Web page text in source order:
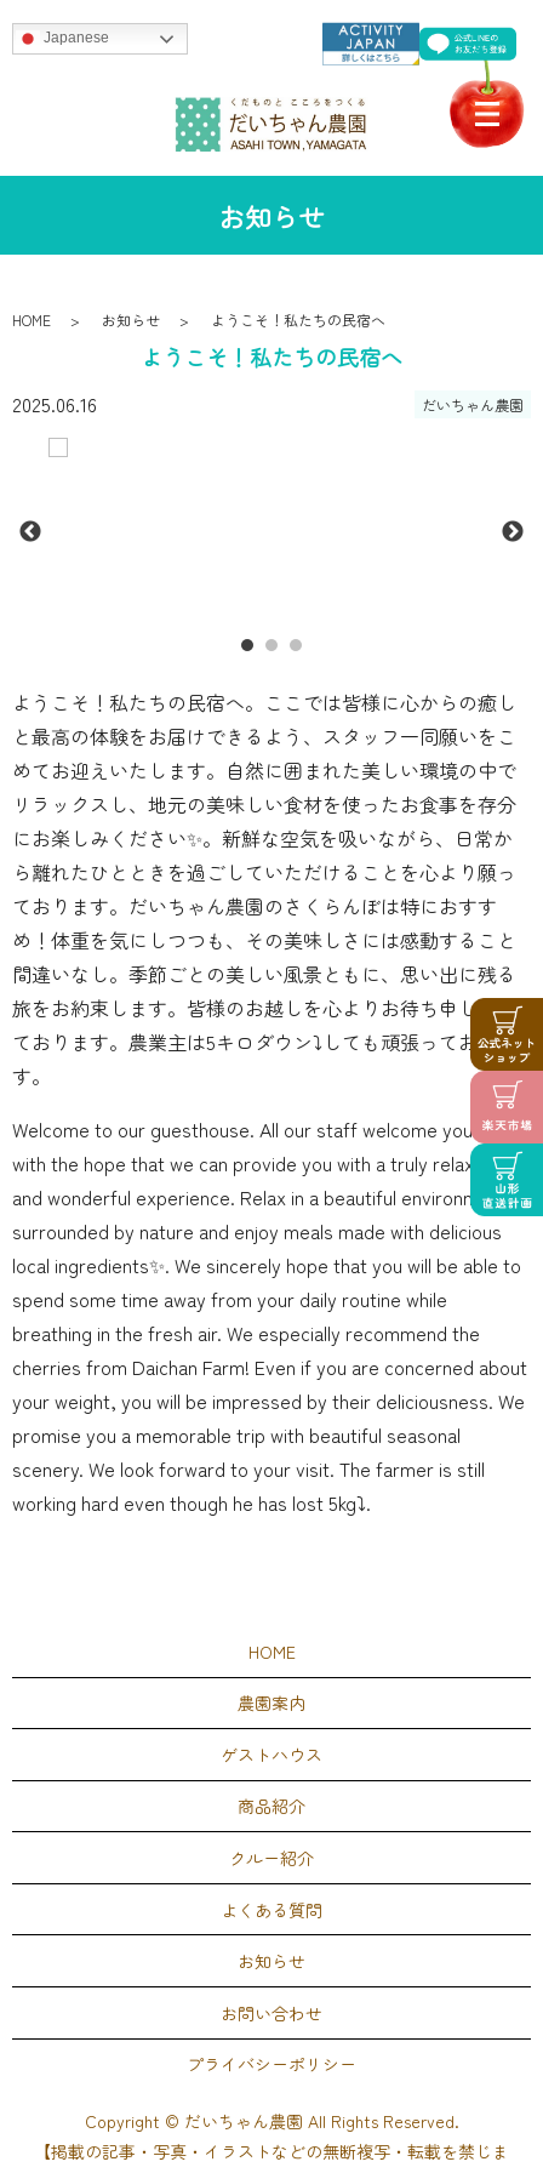
Japanese
お知らせ
HOME お知らせ ようこそ！私たちの民宿へ
ようこそ！私たちの民宿へ
2025.06.16 だいちゃん農園
ようこそ！私たちの民宿へ。ここでは皆様に心からの癒し
と最高の体験をお届けできるよう、スタッフ一同願いをこ
めてお迎えいたします。自然に囲まれた美しい環境の中で
リラックスし、地元の美味しい食材を使ったお食事を存分
にお楽しみください✨。新鮮な空気を吸いながら、日常か
ら離れたひとときを過ごしていただけることを心より願っ
ております。だいちゃん農園のさくらんぼは特におすす
め！体重を気にしつつも、その美味しさには感動すること
間違いなし。季節ごとの美しい風景ともに、思い出に残る
旅をお約束します。皆様のお越しを心よりお待ち申し上げ
ております。農業主は5キロダウン⤵️しても頑張っておりま
す。
Welcome to our guesthouse. All our staff welcome you here
with the hope that we can provide you with a truly relaxing
and wonderful experience. Relax in a beautiful environment
surrounded by nature and enjoy meals made with delicious
local ingredients✨. We sincerely hope that you will be able to
spend some time away from your daily routine while
breathing in the fresh air. We especially recommend the
cherries from Daichan Farm! Even if you are concerned about
your weight, you will be impressed by their deliciousness. We
promise you a memorable trip with beautiful seasonal
scenery. We look forward to your visit. The farmer is still
working hard even though he has lost 5kg⤵️.
HOME
農園案内
ゲストハウス
商品紹介
クルー紹介
よくある質問
お知らせ
お問い合わせ
プライバシーポリシー
Copyright © だいちゃん農園 All Rights Reserved.
【掲載の記事・写真・イラストなどの無断複写・転載を禁じま